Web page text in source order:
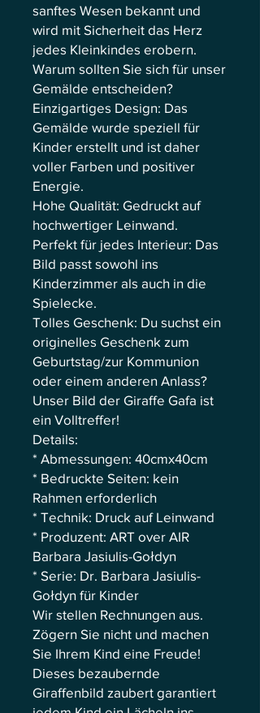
sanftes Wesen bekannt und
wird mit Sicherheit das Herz
jedes Kleinkindes erobern.
Warum sollten Sie sich für unser
Gemälde entscheiden?
Einzigartiges Design: Das
Gemälde wurde speziell für
Kinder erstellt und ist daher
voller Farben und positiver
Energie.
Hohe Qualität: Gedruckt auf
hochwertiger Leinwand.
Perfekt für jedes Interieur: Das
Bild passt sowohl ins
Kinderzimmer als auch in die
Spielecke.
Tolles Geschenk: Du suchst ein
originelles Geschenk zum
Geburtstag/zur Kommunion
oder einem anderen Anlass?
Unser Bild der Giraffe Gafa ist
ein Volltreffer!
Details:
* Abmessungen: 40cmx40cm
* Bedruckte Seiten: kein
Rahmen erforderlich
* Technik: Druck auf Leinwand
* Produzent: ART over AIR
Barbara Jasiulis-Gołdyn
* Serie: Dr. Barbara Jasiulis-
Gołdyn für Kinder
Wir stellen Rechnungen aus.
Zögern Sie nicht und machen
Sie Ihrem Kind eine Freude!
Dieses bezaubernde
Giraffenbild zaubert garantiert